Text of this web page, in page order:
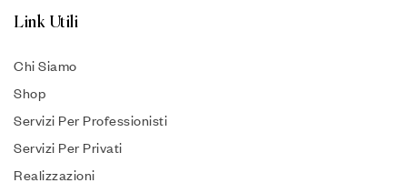
Link Utili
Chi Siamo
Shop
Servizi Per Professionisti
Servizi Per Privati
Realizzazioni